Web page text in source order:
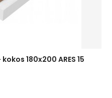
180x200 ARES 15